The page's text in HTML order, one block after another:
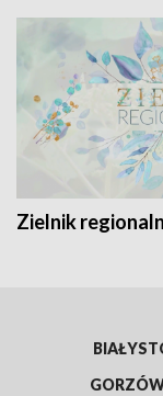
Zielnik